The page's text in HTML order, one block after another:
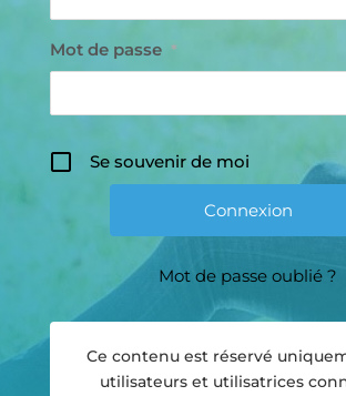
Mot de passe *
Se souvenir de moi
Mot de passe oublié ?
Ce contenu est réservé
utilisateurs et utilisatrices